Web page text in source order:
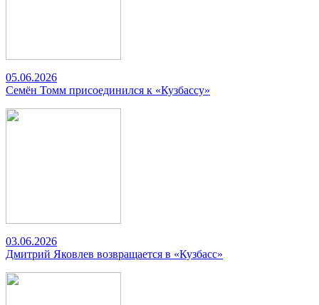
05.06.2026
Семён Томм присоединился к «Кузбассу»
03.06.2026
Дмитрий Яковлев возвращается в «Кузбасс»